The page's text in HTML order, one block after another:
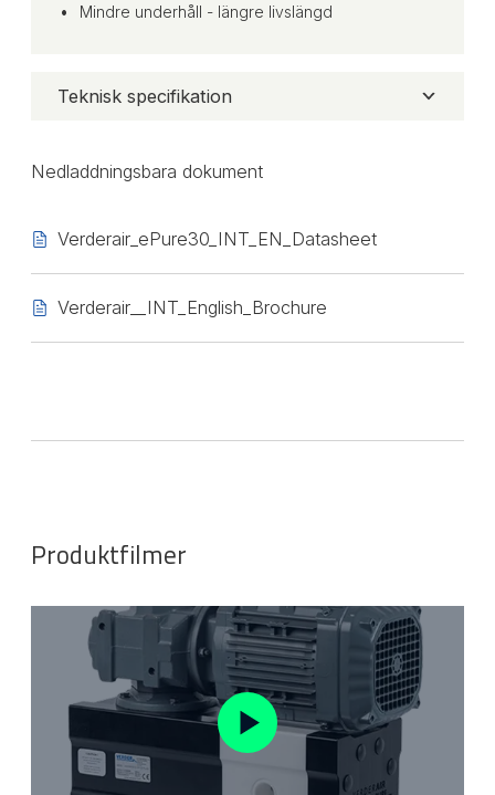
Mindre underhåll - längre livslängd
Teknisk specifikation
Nedladdningsbara dokument
Verderair_ePure30_INT_EN_Datasheet
Verderair__INT_English_Brochure
Produktfilmer